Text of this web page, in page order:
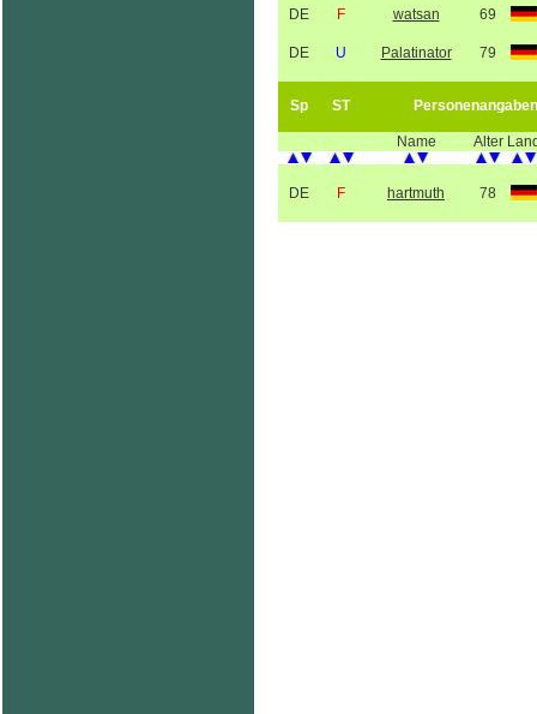
DE F watsan 69
DE U Palatinator 79
Sp ST Personenangaben
Name Alter
DE F hartmuth 78